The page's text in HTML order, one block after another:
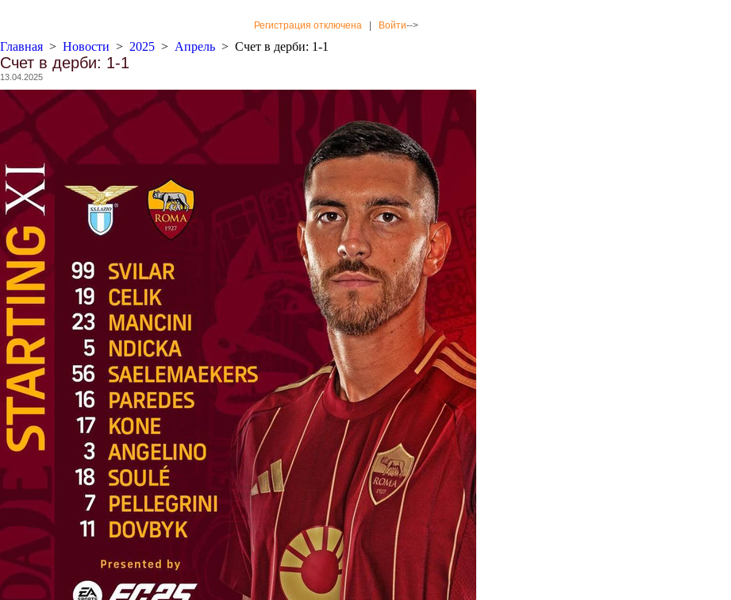
Регистрация отключена Войти-->
Главная > Новости > 2025 > Апрель > Счет в дерби: 1-1
Счет в дерби: 1-1
13.04.2025